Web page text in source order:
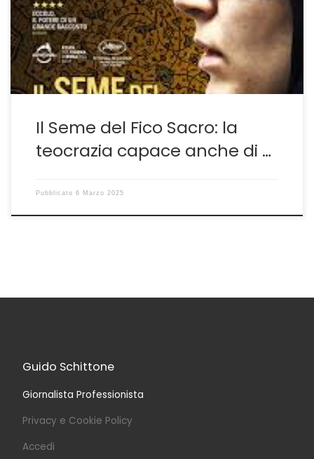
film di quella nazione, Il Mio Giardino Persiano del duo
Moqadam-Saneeha. Curioso ma molto utile perché il
film che a Cannes 24 ha vinto […]
Il Seme del Fico Sacro: la
teocrazia capace anche di …
Pubblicato 6 Marzo 2025
Guido Schittone
Giornalista Professionista
Privacy e Cookie Policy
Accedi